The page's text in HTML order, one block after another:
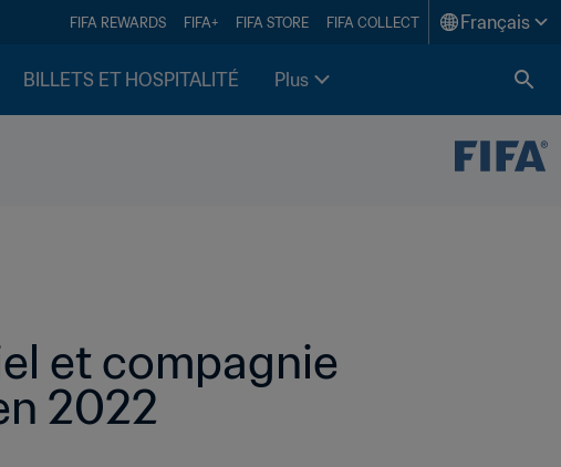
FIFA REWARDS FIFA+ FIFA STORE FIFA COLLECT Français
BILLETS ET HOSPITALITÉ Plus
et compagnie
2022